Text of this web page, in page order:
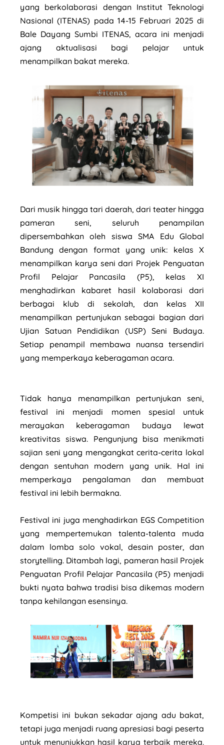
yang berkolaborasi dengan Institut Teknologi
Nasional (ITENAS) pada 14-15 Februari 2025 di
Bale Dayang Sumbi ITENAS, acara ini menjadi
ajang aktualisasi bagi pelajar untuk
menampilkan bakat mereka.
Dari musik hingga tari daerah, dari teater hingga
pameran seni, seluruh penampilan
dipersembahkan oleh siswa SMA Edu Global
Bandung dengan format yang unik: kelas X
menampilkan karya seni dari Projek Penguatan
Profil Pelajar Pancasila (P5), kelas XI
menghadirkan kabaret hasil kolaborasi dari
berbagai klub di sekolah, dan kelas XII
menampilkan pertunjukan sebagai bagian dari
Ujian Satuan Pendidikan (USP) Seni Budaya.
Setiap penampil membawa nuansa tersendiri
yang memperkaya keberagaman acara.
Tidak hanya menampilkan pertunjukan seni,
festival ini menjadi momen spesial untuk
merayakan keberagaman budaya lewat
kreativitas siswa. Pengunjung bisa menikmati
sajian seni yang mengangkat cerita-cerita lokal
dengan sentuhan modern yang unik. Hal ini
memperkaya pengalaman dan membuat
festival ini lebih bermakna.
Festival ini juga menghadirkan EGS Competition
yang mempertemukan talenta-talenta muda
dalam lomba solo vokal, desain poster, dan
storytelling. Ditambah lagi, pameran hasil Projek
Penguatan Profil Pelajar Pancasila (P5) menjadi
bukti nyata bahwa tradisi bisa dikemas modern
tanpa kehilangan esensinya.
Kompetisi ini bukan sekadar ajang adu bakat,
tetapi juga menjadi ruang apresiasi bagi peserta
untuk menunjukkan hasil karya terbaik mereka.